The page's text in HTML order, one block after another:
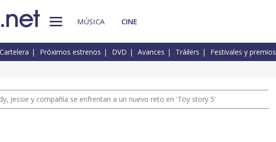
MÚSICA CINE
Cartelera Próximos estrenos DVD Avances Tráilers Festivales y premios
Jessie y compañía se enfrentan a un nuevo reto en 'Toy story 5'